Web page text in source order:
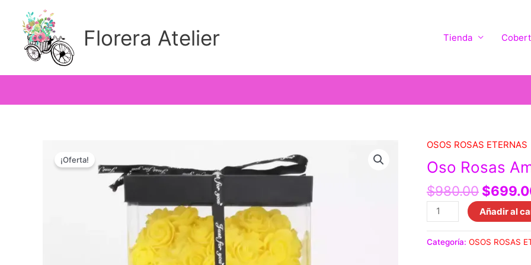
contenido
Florera Atelier Tienda
¡Oferta!
OSOS ROSAS ETERNAS
Oso Rosas
$980.00
El
precio
original
era:
$
Oso
Rosas
Amarillas
Elegante
cantidad
Añadir al
Categoría: OSOS ROSAS